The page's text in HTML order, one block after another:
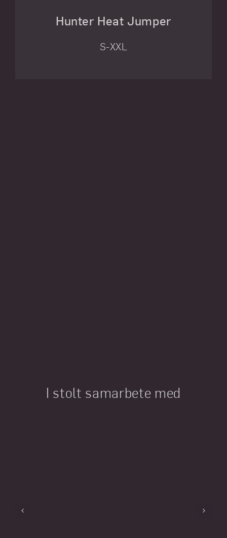
Hunter Heat Jumper
S-XXL
I stolt samarbete med